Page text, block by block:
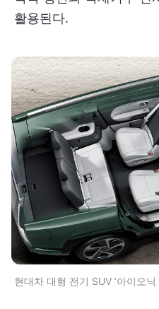
활용된다.
현대차 대형 전기 SUV ‘아이오